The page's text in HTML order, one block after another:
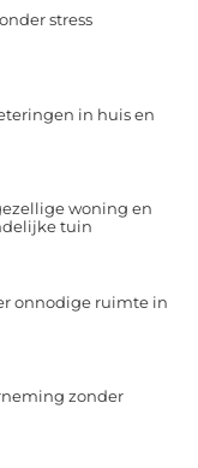
stress
in huis en
woning en
tuin
onnodige ruimte in
zonder